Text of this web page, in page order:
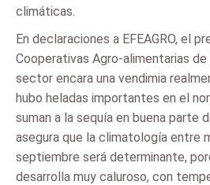
climáticas.
En declaraciones a EFEAGRO, el
Cooperativas Agro-alimentarias de
sector encara una vendimia
hubo heladas importantes en el
suman a la sequía en buena parte
asegura que la climatología entre
septiembre será determinante,
desarrolla muy caluroso, con